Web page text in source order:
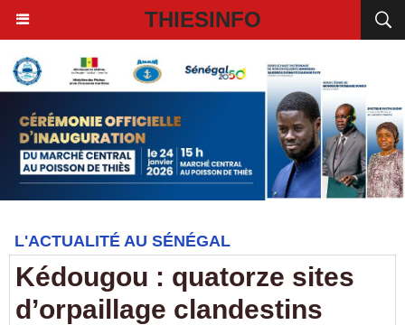
THIESINFO
L'ACTUALITÉ AU SÉNÉGAL
Kédougou : quatorze sites
d’orpaillage clandestins